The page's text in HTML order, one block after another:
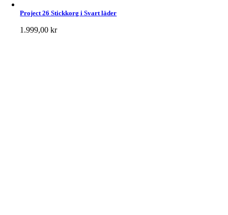
Project 26 Stickkorg i Svart läder
1.999,00kr